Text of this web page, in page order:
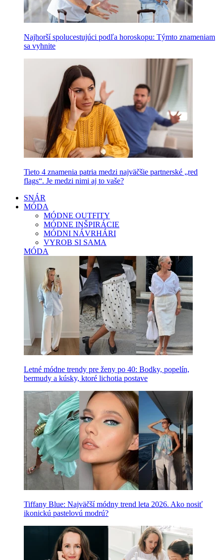
Najhorší spolucestujúci podľa horoskopu: Týmto znameniam
sa vyhnite
Tieto 4 znamenia patria medzi najväčšie partnerské „red
flags“. Je medzi nimi aj to vaše?
SNÁR
MÓDA
MÓDNE OUTFITY
MÓDNE INŠPIRÁCIE
MÓDNI NÁVRHÁRI
VYROB SI SAMA
MÓDA
Letné módne trendy pre ženy po 40: Bodky, popelín,
bermudy a kúsky, ktoré lichotia postave
Tiffany Blue: Najväčší módny trend leta 2026. Ako nosiť
ikonickú pastelovú modrú?